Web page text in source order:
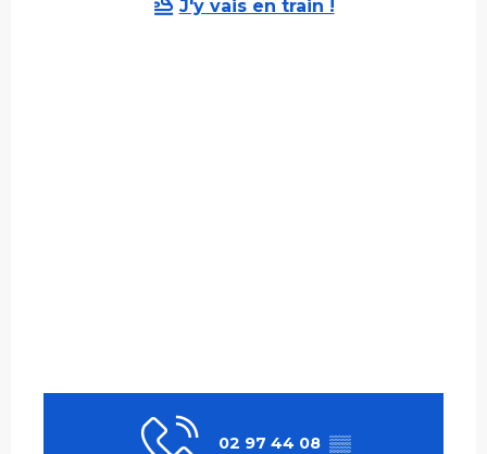
J'y vais en train !
02 97 44 08 ▒▒